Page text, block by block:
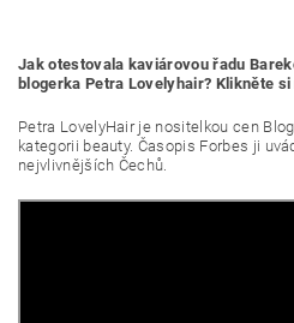
Jak otestovala kaviárovou řadu
blogerka Petra Lovelyhair? Klikněte
Petra LovelyHair je nositelkou cen
kategorii beauty. Časopis Forbes ji
nejvlivnějších Čechů.